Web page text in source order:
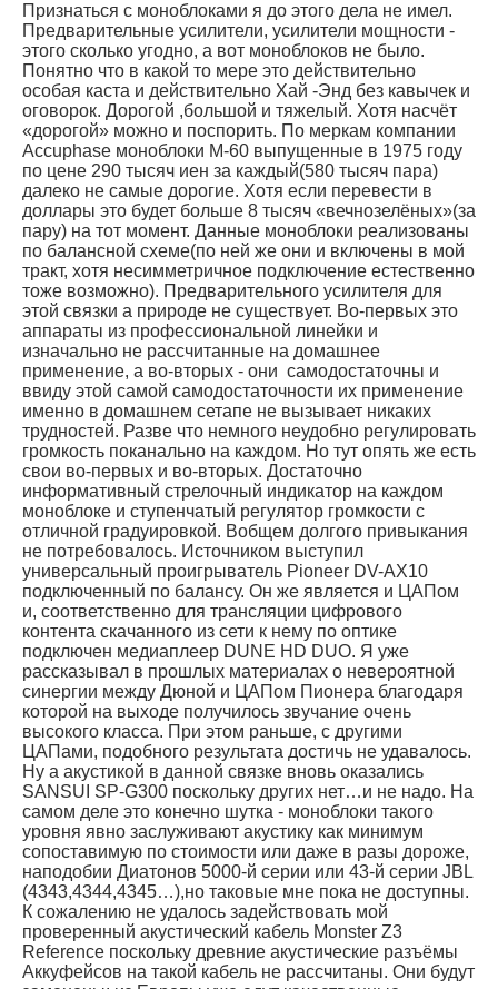
Признаться с моноблоками я до этого дела не имел.
Предварительные усилители, усилители мощности -
этого сколько угодно, а вот моноблоков не было.
Понятно что в какой то мере это действительно
особая каста и действительно Хай -Энд без кавычек и
оговорок. Дорогой ,большой и тяжелый. Хотя насчёт
«дорогой» можно и поспорить. По меркам компании
Accuphase моноблоки М-60 выпущенные в 1975 году
по цене 290 тысяч иен за каждый(580 тысяч пара)
далеко не самые дорогие. Хотя если перевести в
доллары это будет больше 8 тысяч «вечнозелёных»(за
пару) на тот момент. Данные моноблоки реализованы
по балансной схеме(по ней же они и включены в мой
тракт, хотя несимметричное подключение естественно
тоже возможно). Предварительного усилителя для
этой связки а природе не существует. Во-первых это
аппараты из профессиональной линейки и
изначально не рассчитанные на домашнее
применение, а во-вторых - они самодостаточны и
ввиду этой самой самодостаточности их применение
именно в домашнем сетапе не вызывает никаких
трудностей. Разве что немного неудобно регулировать
громкость поканально на каждом. Но тут опять же есть
свои во-первых и во-вторых. Достаточно
информативный стрелочный индикатор на каждом
моноблоке и ступенчатый регулятор громкости с
отличной градуировкой. Вобщем долгого привыкания
не потребовалось. Источником выступил
универсальный проигрыватель Pioneer DV-AX10
подключенный по балансу. Он же является и ЦАПом
и, соответственно для трансляции цифрового
контента скачанного из сети к нему по оптике
подключен медиаплеер DUNE HD DUO. Я уже
рассказывал в прошлых материалах о невероятной
синергии между Дюной и ЦАПом Пионера благодаря
которой на выходе получилось звучание очень
высокого класса. При этом раньше, с другими
ЦАПами, подобного результата достичь не удавалось.
Ну а акустикой в данной связке вновь оказались
SANSUI SP-G300 поскольку других нет…и не надо. На
самом деле это конечно шутка - моноблоки такого
уровня явно заслуживают акустику как минимум
сопоставимую по стоимости или даже в разы дороже,
наподобии Диатонов 5000-й серии или 43-й серии JBL
(4343,4344,4345…),но таковые мне пока не доступны.
К сожалению не удалось задействовать мой
проверенный акустический кабель Monster Z3
Reference поскольку древние акустические разъёмы
Аккуфейсов на такой кабель не рассчитаны. Они будут